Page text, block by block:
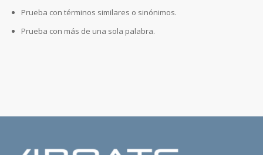
Prueba con términos similares o sinónimos.
Prueba con más de una sola palabra.